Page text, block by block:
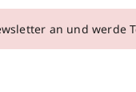
an und werde